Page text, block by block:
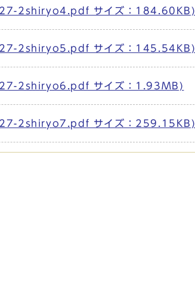
2shiryo4.pdf サイズ：184.60KB)
2shiryo5.pdf サイズ：145.54KB)
2shiryo6.pdf サイズ：1.93MB)
2shiryo7.pdf サイズ：259.15KB)